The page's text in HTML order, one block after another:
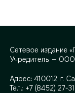
Сетевое издание
Учредитель —
Адрес: 410012, г.
Тел.: +7 (8452) 27-